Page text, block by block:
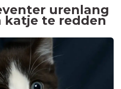
urenlang
katje te redden